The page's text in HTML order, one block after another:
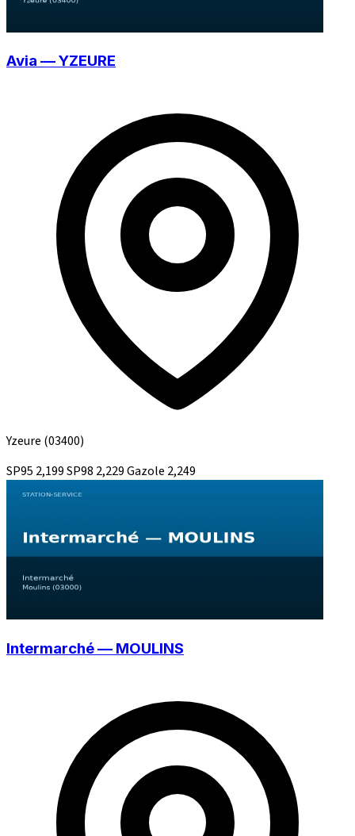
Avia — YZEURE
Yzeure (03400)
SP95 2,199SP98 2,229Gazole 2,249
Intermarché — MOULINS